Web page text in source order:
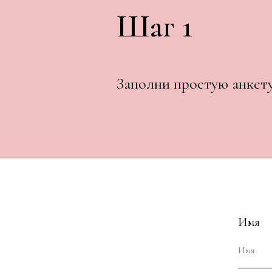
Шаг 1
Заполни простую
Имя